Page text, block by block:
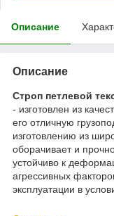
Описание
Описание
Строп петлевой
- изготовлен из
его отличную
изготовлению из
оборачивает и
устойчиво к
агрессивных
эксплуатации в